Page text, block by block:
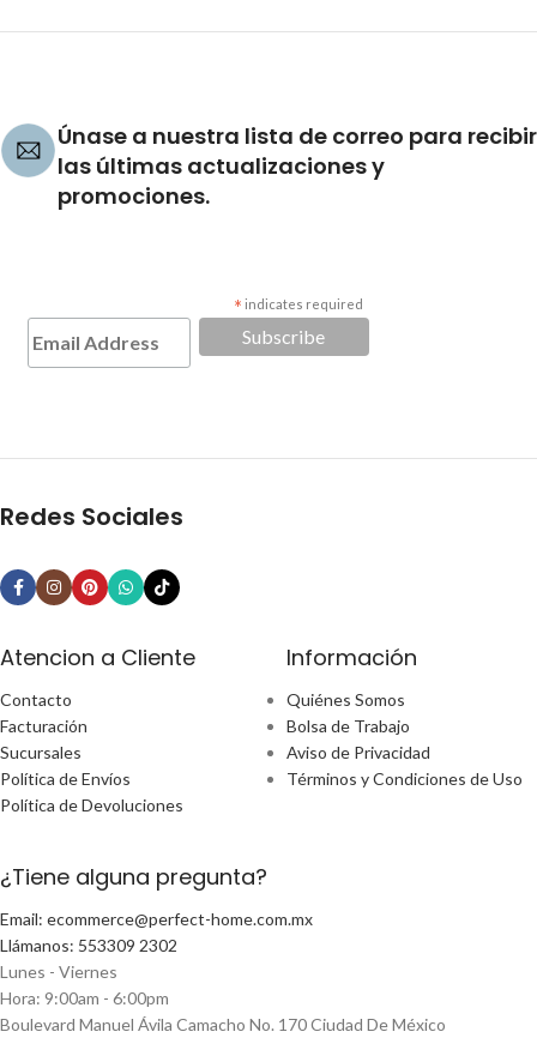
Únase a nuestra lista de correo para recibir
las últimas actualizaciones y
promociones.
* indicates required
Redes Sociales
Atencion a Cliente
Contacto
Facturación
Sucursales
Política de Envíos
Política de Devoluciones
Información
Quiénes Somos
Bolsa de Trabajo
Aviso de Privacidad
Términos y Condiciones de Uso
¿Tiene alguna pregunta?
Email: ecommerce@perfect-home.com.mx
Llámanos: 553309 2302
Lunes - Viernes
Hora: 9:00am - 6:00pm
Boulevard Manuel Ávila Camacho No. 170 Ciudad De México